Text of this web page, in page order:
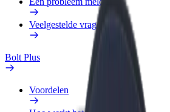
Veelgestelde vragen
Bolt Plus
Voordelen